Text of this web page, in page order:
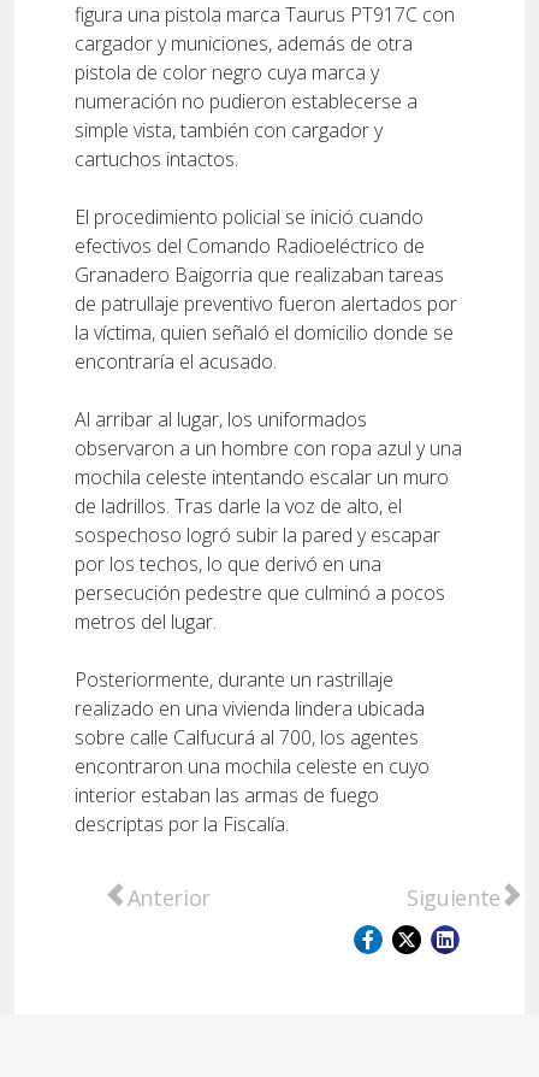
figura una pistola marca Taurus PT917C con
cargador y municiones, además de otra
pistola de color negro cuya marca y
numeración no pudieron establecerse a
simple vista, también con cargador y
cartuchos intactos.
El procedimiento policial se inició cuando
efectivos del Comando Radioeléctrico de
Granadero Baigorria que realizaban tareas
de patrullaje preventivo fueron alertados por
la víctima, quien señaló el domicilio donde se
encontraría el acusado.
Al arribar al lugar, los uniformados
observaron a un hombre con ropa azul y una
mochila celeste intentando escalar un muro
de ladrillos. Tras darle la voz de alto, el
sospechoso logró subir la pared y escapar
por los techos, lo que derivó en una
persecución pedestre que culminó a pocos
metros del lugar.
Posteriormente, durante un rastrillaje
realizado en una vivienda lindera ubicada
sobre calle Calfucurá al 700, los agentes
encontraron una mochila celeste en cuyo
interior estaban las armas de fuego
descriptas por la Fiscalía.
Artículo anterior: Caso Sofía Delgado: La
Anterior Artículo
Siguiente